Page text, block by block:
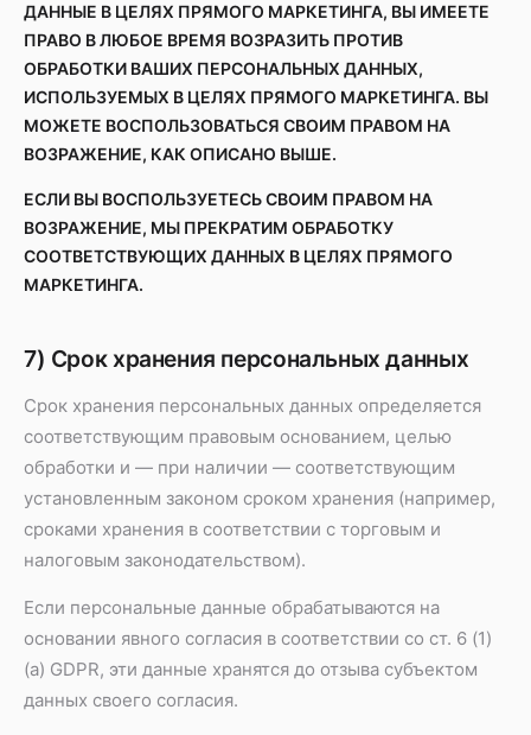
ДАННЫЕ В ЦЕЛЯХ ПРЯМОГО МАРКЕТИНГА, ВЫ ИМЕЕТЕ
ПРАВО В ЛЮБОЕ ВРЕМЯ ВОЗРАЗИТЬ ПРОТИВ
ОБРАБОТКИ ВАШИХ ПЕРСОНАЛЬНЫХ ДАННЫХ,
ИСПОЛЬЗУЕМЫХ В ЦЕЛЯХ ПРЯМОГО МАРКЕТИНГА. ВЫ
МОЖЕТЕ ВОСПОЛЬЗОВАТЬСЯ СВОИМ ПРАВОМ НА
ВОЗРАЖЕНИЕ, КАК ОПИСАНО ВЫШЕ.
ЕСЛИ ВЫ ВОСПОЛЬЗУЕТЕСЬ СВОИМ ПРАВОМ НА
ВОЗРАЖЕНИЕ, МЫ ПРЕКРАТИМ ОБРАБОТКУ
СООТВЕТСТВУЮЩИХ ДАННЫХ В ЦЕЛЯХ ПРЯМОГО
МАРКЕТИНГА.
7) Срок хранения персональных данных
Срок хранения персональных данных определяется
соответствующим правовым основанием, целью
обработки и — при наличии — соответствующим
установленным законом сроком хранения (например,
сроками хранения в соответствии с торговым и
налоговым законодательством).
Если персональные данные обрабатываются на
основании явного согласия в соответствии со ст. 6 (1)
(a) GDPR, эти данные хранятся до отзыва субъектом
данных своего согласия.